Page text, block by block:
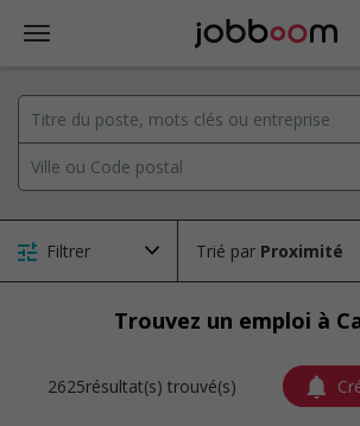
Filtrer Trié par
Trouvez un emploi à
2625résultat(s) trouvé(s)